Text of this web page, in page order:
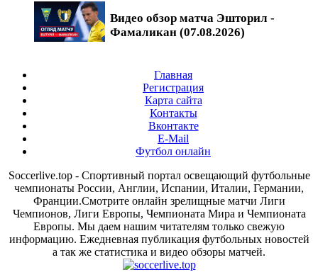
Видео обзор матча Эшторил -
Фамаликан (07.08.2026)
Главная
Регистрация
Карта сайта
Контакты
Вконтакте
E-Mail
Футбол онлайн
Soccerlive.top - Спортивный портал освещающий футбольные
чемпионаты России, Англии, Испании, Италии, Германии,
Франции.Смотрите онлайн зрелищные матчи Лиги
Чемпионов, Лиги Европы, Чемпионата Мира и Чемпионата
Европы. Мы даем нашим читателям только свежую
информацию. Ежедневная публикация футбольных новостей
а так же статистика и видео обзоры матчей.